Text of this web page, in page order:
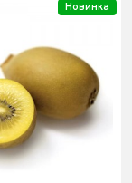
Новинка